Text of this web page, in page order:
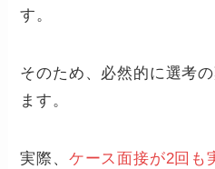
す。
そのため、必然的に選考
ます。
実際、 ケース面接が2回も